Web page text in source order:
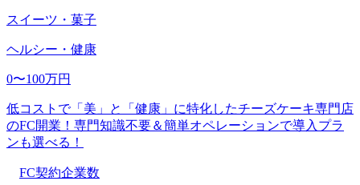
スイーツ・菓子
ヘルシー・健康
0〜100万円
低コストで「美」と「健康」に特化したチーズケーキ専門店
のFC開業！専門知識不要＆簡単オペレーションで導入プラ
ンも選べる！
FC契約企業数